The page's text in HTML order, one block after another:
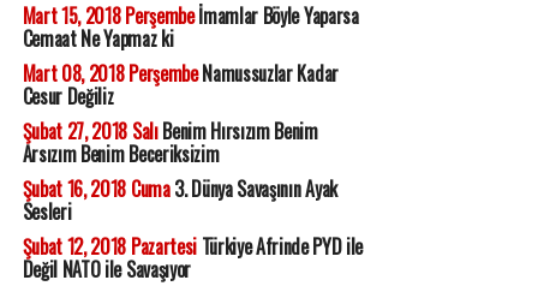
Mart 15, 2018 Perşembeİmamlar Böyle Yaparsa
Cemaat Ne Yapmaz ki
Mart 08, 2018 PerşembeNamussuzlar Kadar
Cesur Değiliz
Şubat 27, 2018 SalıBenim Hırsızım Benim
Arsızım Benim Beceriksizim
Şubat 16, 2018 Cuma3. Dünya Savaşının Ayak
Sesleri
Şubat 12, 2018 PazartesiTürkiye Afrinde PYD ile
Değil NATO ile Savaşıyor